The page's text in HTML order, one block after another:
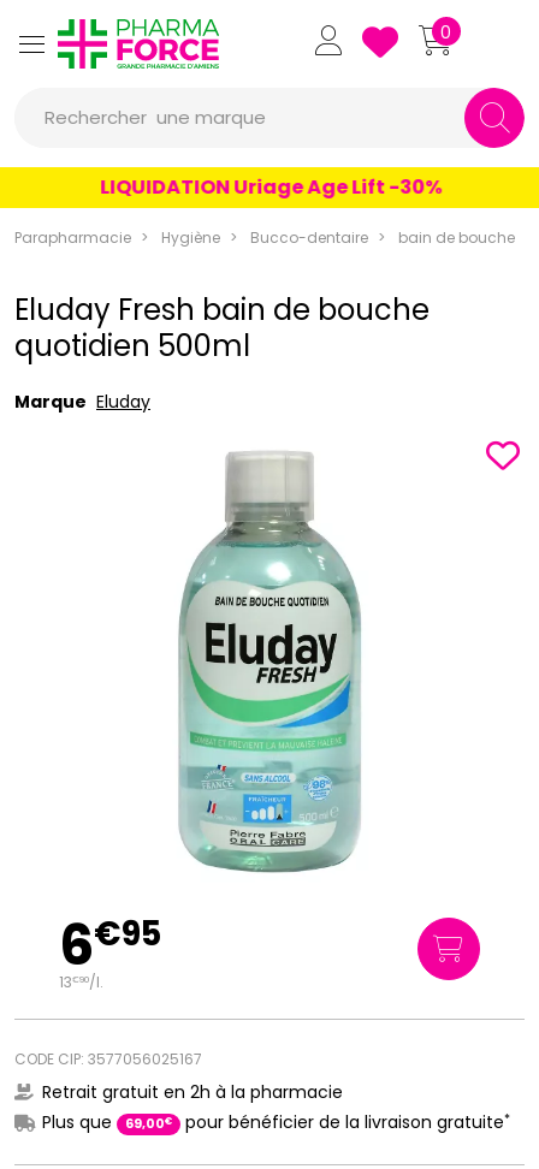
Pharmaforce Grande Pharmacie
0
Rechercher une marque
un conseil
un produit
LIQUIDATION Uriage Age Lift -30%
Parapharmacie Hygiène Bucco-dentaire bain de bouche
Eluday Fresh bain de bouche
quotidien 500ml
Marque Eluday
6€95
13€90/l.
CODE CIP: 3577056025167
Retrait gratuit en 2h à la pharmacie
Plus que
69,00€ pour bénéficier de la livraison gratuite*